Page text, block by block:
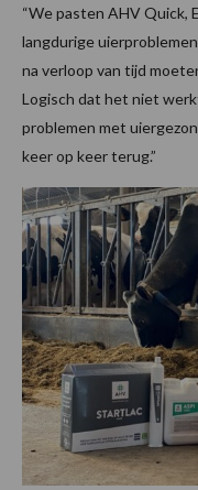
“We pasten AHV Quick,
langdurige
na verloop van tijd
Logisch dat het niet
problemen met
keer op keer terug.”